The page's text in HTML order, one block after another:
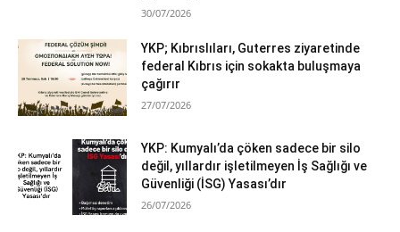
30/07/2026
YKP; Kıbrıslıları, Guterres ziyaretinde
federal Kıbrıs için sokakta buluşmaya
çağırır
27/07/2026
YKP: Kumyalı’da çöken sadece bir silo
değil, yıllardır işletilmeyen İş Sağlığı ve
Güvenliği (İSG) Yasası’dır
26/07/2026